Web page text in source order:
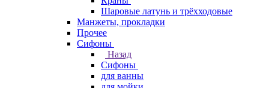
Шаровые латунь и трёхходовые
Манжеты, прокладки
Прочее
Сифоны
Назад
Сифоны
для ванны